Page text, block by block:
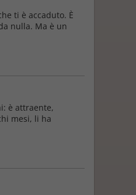
ti è accaduto. È
nulla. Ma è un
è attraente,
mesi, li ha